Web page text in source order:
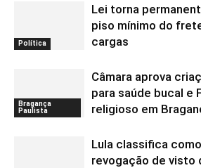
Política
Lei torna
piso mínimo do
cargas
Bragança
Paulista
Câmara aprova
para saúde bucal e
religioso em
Lula classifica
revogação de visto